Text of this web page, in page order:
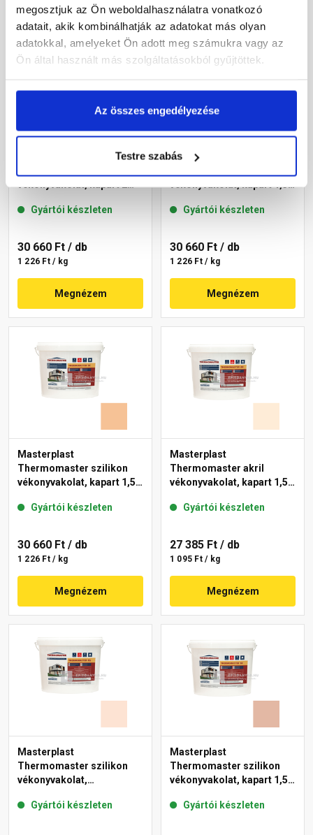
megosztjuk az Ön weboldalhasználatra vonatkozó
adatait, akik kombinálhatják az adatokat más olyan
adatokkal, amelyeket Ön adott meg számukra vagy az
Ön által használt más szolgáltatásokból gyűjtöttek.
Az összes engedélyezése
Testre szabás
vékonyvakolat, kapart 2
Gyártói készleten
30 660 Ft / db
1 226 Ft / kg
Megnézem
Masterplast
vékonyvakolat, kapart 1,5
Gyártói készleten
30 660 Ft / db
1 226 Ft / kg
Megnézem
Masterplast
Thermomaster szilikon
vékonyvakolat, kapart 1,5
Gyártói készleten
30 660 Ft / db
1 226 Ft / kg
Megnézem
Masterplast
Thermomaster akril
vékonyvakolat, kapart 1,5
Gyártói készleten
27 385 Ft / db
1 095 Ft / kg
Megnézem
Masterplast
Thermomaster szilikon
vékonyvakolat,
15-F 25 kg
Gyártói készleten
Masterplast
Thermomaster szilikon
vékonyvakolat, kapart 1,5
Gyártói készleten